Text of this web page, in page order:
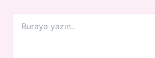
yazın..